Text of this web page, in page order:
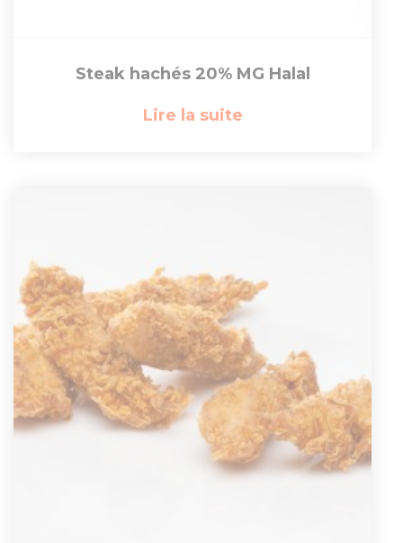
Steak hachés 20% MG Halal
Lire la suite